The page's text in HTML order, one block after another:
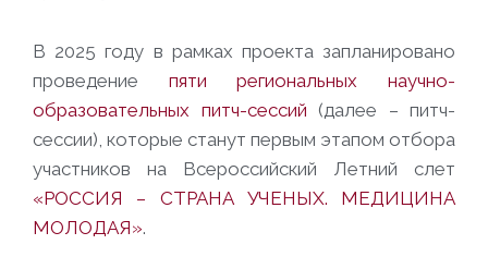
В 2025 году в рамках проекта запланировано
проведение пяти региональных научно-
образовательных питч-сессий (далее – питч-
сессии), которые станут первым этапом отбора
участников на Всероссийский Летний слет
«РОССИЯ – СТРАНА УЧЕНЫХ. МЕДИЦИНА
МОЛОДАЯ».